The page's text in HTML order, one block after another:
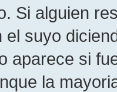
Si alguien
el suyo
aparece si
la